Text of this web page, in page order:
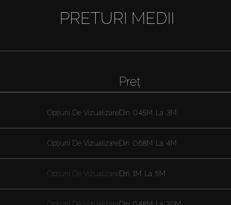
PRETURI MEDII
Opțiuni De Vizualizare
Opțiuni De Vizualizare
Opțiuni De Vizualizare
Preț
Din 0.45M La 3M
Din 0.68M La 4M
Din 1M La 5M